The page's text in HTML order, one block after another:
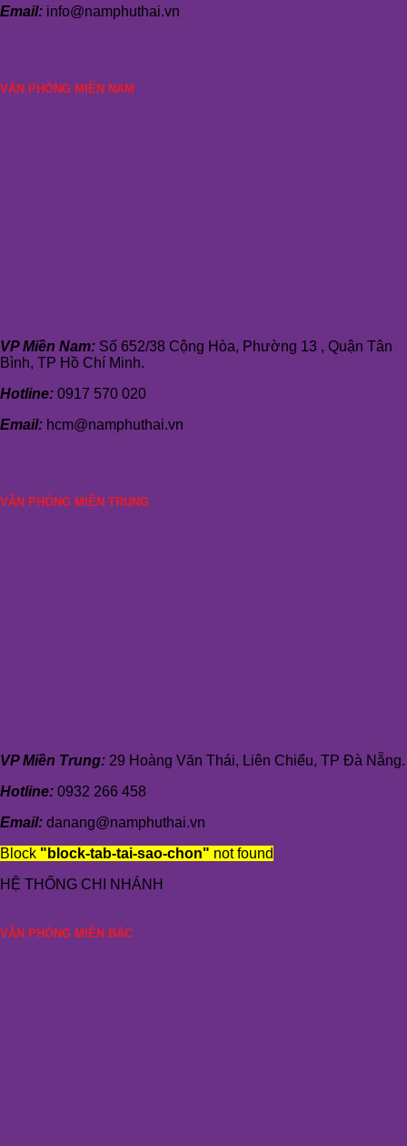
Email: info@namphuthai.vn
VĂN PHÒNG MIỀN NAM
VP Miền Nam: Số 652/38 Cộng Hòa, Phường 13 , Quận Tân
Bình, TP Hồ Chí Minh.
Hotline: 0917 570 020
Email: hcm@namphuthai.vn
VĂN PHÒNG MIỀN TRUNG
VP Miền Trung: 29 Hoàng Văn Thái, Liên Chiểu, TP Đà Nẵng.
Hotline: 0932 266 458
Email: danang@namphuthai.vn
Block "block-tab-tai-sao-chon" not found
HỆ THỐNG CHI NHÁNH
VĂN PHÒNG MIỀN BẮC